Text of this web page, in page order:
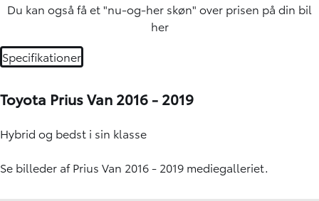
Du kan også få et "nu-og-her skøn" over prisen på din bil
her
Specifikationer
Toyota Prius Van 2016 - 2019
Hybrid og bedst i sin klasse
Se billeder af Prius Van 2016 - 2019 mediegalleriet.